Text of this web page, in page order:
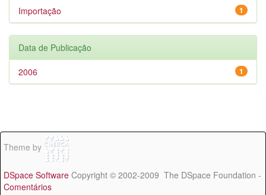
1
Importação
Data de Publicação
1
2006
Theme by
DSpace Software Copyright © 2002-2009 The DSpace Foundation -
Comentários